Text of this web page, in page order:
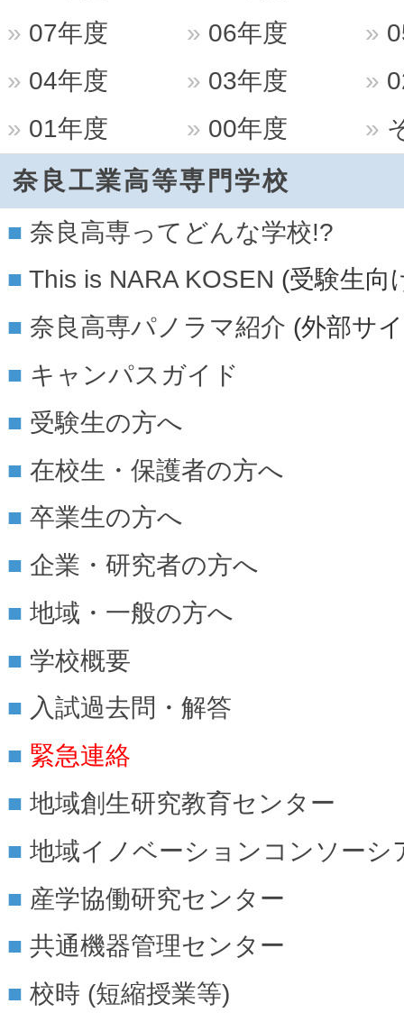
07年度
06年度
04年度
03年度
01年度
00年度
奈良工業高等専門学校
奈良高専ってどんな学校!?
This is NARA KOSEN (受験生向
奈良高専パノラマ紹介 (外部サ
キャンパスガイド
受験生の方へ
在校生・保護者の方へ
卒業生の方へ
企業・研究者の方へ
地域・一般の方へ
学校概要
入試過去問・解答
緊急連絡
地域創生研究教育センター
地域イノベーションコンソーシ
産学協働研究センター
共通機器管理センター
校時 (短縮授業等)